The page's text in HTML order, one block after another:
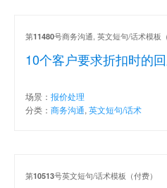
10个客户要求折扣时的
第11480号商务沟通, 英文短句/话术模板
场景： 报价处理
分类： 商务沟通, 英文短句/话术
第10513号英文短句/话术模板（付费）